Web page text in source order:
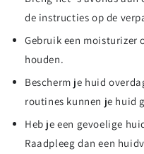
de instructies op de
Gebruik een
houden.
Bescherm je huid
routines kunnen je huid
Heb je een gevoelige
Raadpleeg dan een